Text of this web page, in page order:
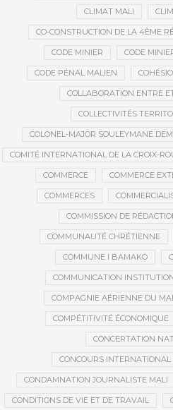
CLIMAT MALI
CO-CONSTRUCTION DE LA 4ÈME
CODE MINIER CODE
CODE PÉNAL MALIEN
COLLABORATION ENTRE
COLLECTIVITÉS
COLONEL-MAJOR SOULEYMANE
COMITÉ INTERNATIONAL DE LA CROIX-
COMMERCE COMMERCE
COMMERCES
COMMISSION DE
COMMUNAUTÉ CHRÉTIENNE
COMMUNE I BAMAKO
COMMUNICATION
COMPAGNIE AÉRIENNE DU
COMPÉTITIVITÉ ÉCONOMIQUE
CONCERTATION
CONCOURS INTERNATIONAL
CONDAMNATION JOURNALISTE MALI
CONDITIONS DE VIE ET DE TRAVAIL